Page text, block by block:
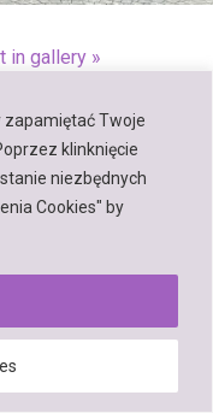
zapamiętać Twoje
klinknięcie
niezbędnych
Cookies" by
in gallery »
Desktop